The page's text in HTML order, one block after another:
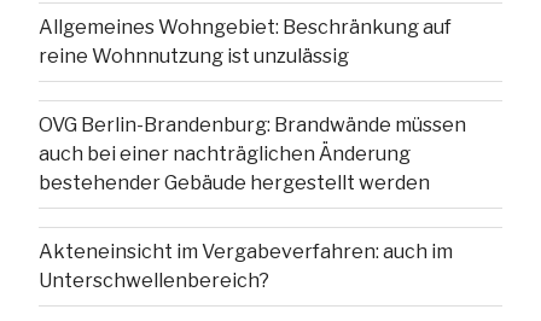
Allgemeines Wohngebiet: Beschränkung auf
reine Wohnnutzung ist unzulässig
OVG Berlin-Brandenburg: Brandwände müssen
auch bei einer nachträglichen Änderung
bestehender Gebäude hergestellt werden
Akteneinsicht im Vergabeverfahren: auch im
Unterschwellenbereich?